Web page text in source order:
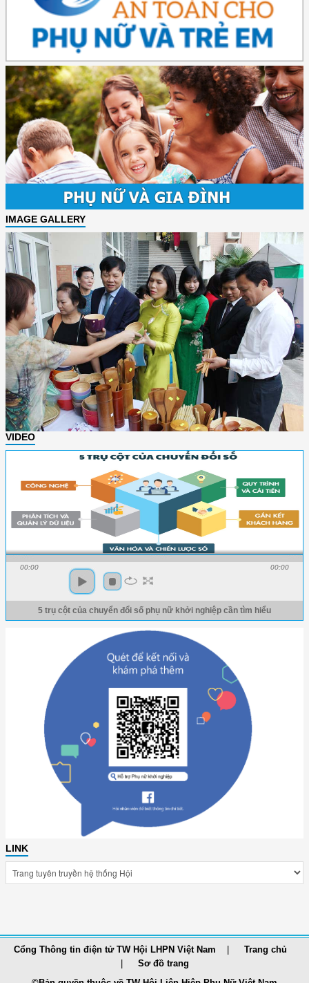
IMAGE GALLERY
VIDEO
00:00 00:00
5 trụ cột của chuyển đổi số phụ nữ khởi nghiệp cần tìm hiểu
LINK
Cổng Thông tin điện tử TW Hội LHPN Việt Nam
Trang chủ
Sơ đồ trang